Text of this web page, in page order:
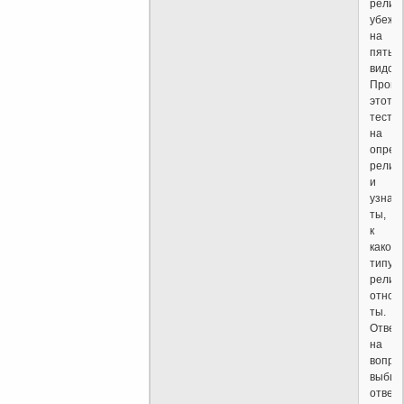
на
пять
видов.
этот
тест
на
и
ты,
к
какому
типу
ты.
на
ответ